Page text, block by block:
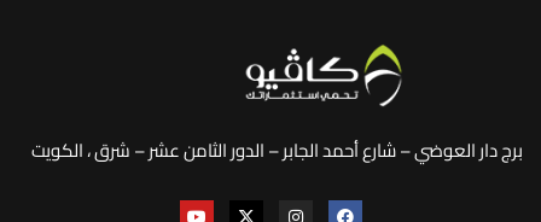
برج دار العوضي – شارع أحمد الجابر – الدور الثامن عشر – شرق ، الكويت